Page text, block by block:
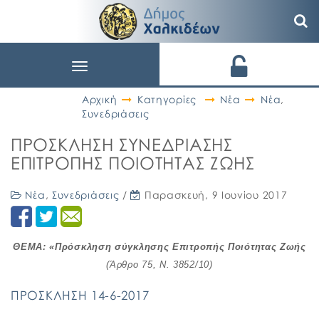
Toggle
Αρχική
Κατηγορίες Νέα Νέα,
Συνεδριάσεις
ΠΡΟΣΚΛΗΣΗ ΣΥΝΕΔΡΙΑΣΗΣ
ΕΠΙΤΡΟΠΗΣ ΠΟΙΟΤΗΤΑΣ ΖΩΗΣ
Νέα , Συνεδριάσεις / Παρασκευή, 9 Ιουνίου 2017
ΘΕΜΑ: «Πρόσκληση σύγκλησης Επιτροπής Ποιότητας Ζωής
(Άρθρο 75, Ν. 3852/10)
ΠΡΟΣΚΛΗΣΗ 14-6-2017